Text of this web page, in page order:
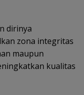
dirinya
zona integritas
maupun
kualitas